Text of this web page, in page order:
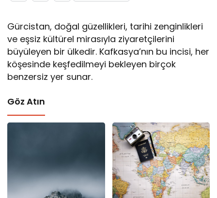
Gürcistan, doğal güzellikleri, tarihi zenginlikleri
ve eşsiz kültürel mirasıyla ziyaretçilerini
büyüleyen bir ülkedir. Kafkasya’nın bu incisi, her
köşesinde keşfedilmeyi bekleyen birçok
benzersiz yer sunar.
Göz Atın